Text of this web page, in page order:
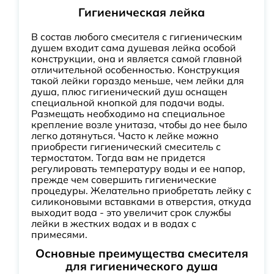
Гигиеническая лейка
В состав любого смесителя с гигиеническим
душем входит сама душевая лейка особой
конструкции, она и является самой главной
отличительной особенностью. Конструкция
такой лейки гораздо меньше, чем лейки для
душа, плюс гигиенический душ оснащен
специальной кнопкой для подачи воды.
Размещать необходимо на специальное
крепление возле унитаза, чтобы до нее было
легко дотянуться. Часто к лейке можно
приобрести гигиенический смеситель с
термостатом. Тогда вам не придется
регулировать температуру воды и ее напор,
прежде чем совершить гигиенические
процедуры. Желательно приобретать лейку с
силиконовыми вставками в отверстия, откуда
выходит вода - это увеличит срок службы
лейки в жестких водах и в водах с
примесями.
Основные преимущества смесителя
для гигиенического душа